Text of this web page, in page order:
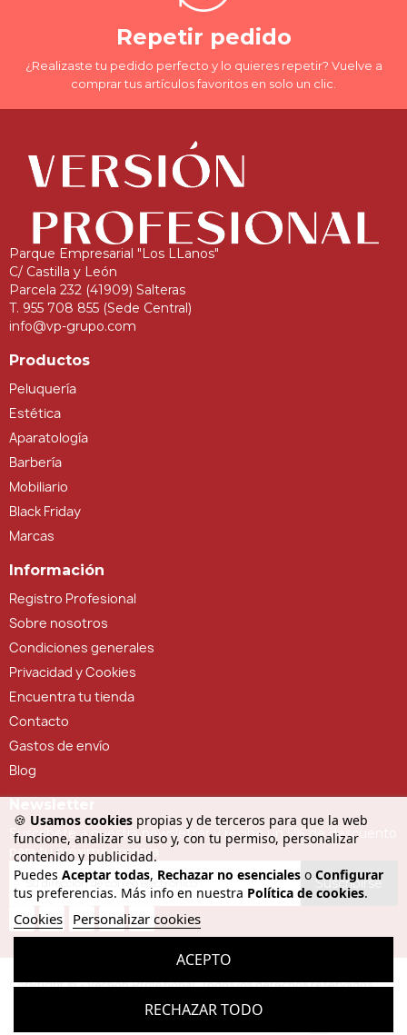
🍪 Usamos cookies propias y de terceros para que la web
funcione, analizar su uso y, con tu permiso, personalizar
contenido y publicidad.
Puedes Aceptar todas, Rechazar no esenciales o Configurar
tus preferencias. Más info en nuestra Política de cookies.
Cookies Personalizar cookies
RECHAZAR TODO
ACEPTO
Repetir pedido
¿Realizaste tu pedido perfecto y lo quieres repetir? Vuelve a
comprar tus artículos favoritos en solo un clic.
Parque Empresarial "Los LLanos"
C/ Castilla y León
Parcela 232 (41909) Salteras
T. 955 708 855 (Sede Central)
info@vp-grupo.com
Productos
Peluquería
Estética
Aparatología
Barbería
Mobiliario
Black Friday
Marcas
Información
Registro Profesional
Sobre nosotros
Condiciones generales
Privacidad y Cookies
Encuentra tu tienda
Contacto
Gastos de envío
Blog
Suscríbete a nuestra newsletter y recibe un 5% de descuento
para tu próxima compra
Suscribirse
Copyright © - Versión Profesional. Todos los derechos reservados